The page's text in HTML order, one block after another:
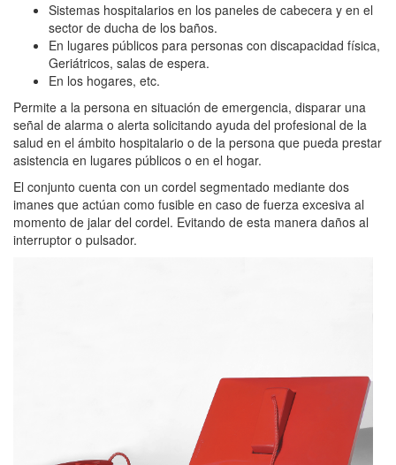
Sistemas hospitalarios en los paneles de cabecera y en el
sector de ducha de los baños.
En lugares públicos para personas con discapacidad física,
Geriátricos, salas de espera.
En los hogares, etc.
Permite a la persona en situación de emergencia, disparar una
señal de alarma o alerta solicitando ayuda del profesional de la
salud en el ámbito hospitalario o de la persona que pueda prestar
asistencia en lugares públicos o en el hogar.
El conjunto cuenta con un cordel segmentado mediante dos
imanes que actúan como fusible en caso de fuerza excesiva al
momento de jalar del cordel. Evitando de esta manera daños al
interruptor o pulsador.